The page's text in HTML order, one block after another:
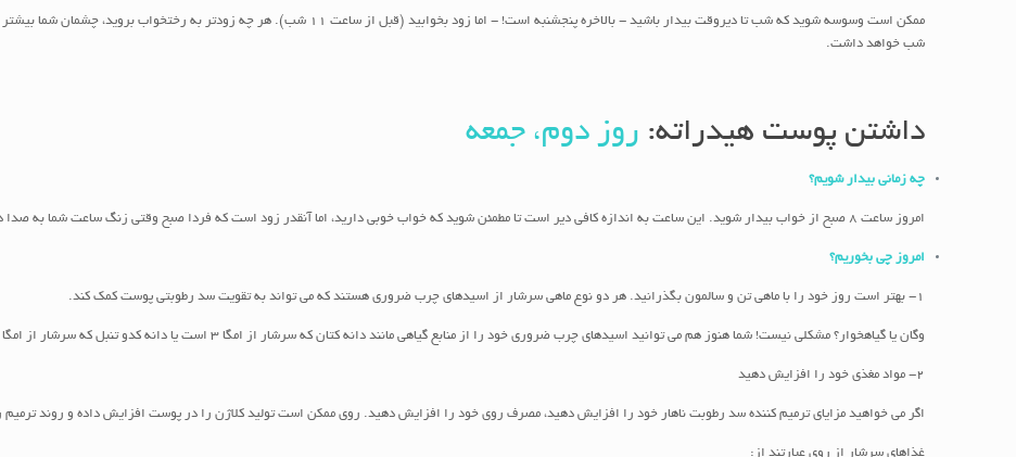
ممکن است وسوسه شوید که شب تا دیروقت بیدار باشید - بالاخره پنجشنبه است! - اما زود بخوابید (قبل از
شب خواهد داشت.
داشتن پوست هیدراته: روز دوم، جمعه
چه زمانی بیدار شویم؟
امروز ساعت 8 صبح از خواب بیدار شوید. این ساعت به اندازه کافی دیر است تا مطمئن شوید که خواب خوبی دارید، اما آنقدر زود است که فردا صبح وقتی زنگ ساعت شما به صدا در می آید، زندگی خود را نفرین نکنید!
امروز چی بخوریم؟
1- بهتر است روز خود را با ماهی تن و سالمون بگذرانید. هر دو نوع ماهی سرشار از اسیدهای چرب ضروری هستند که می تواند به تقویت سد رطوبتی پوست کمک کند.
وگان یا گیاهخوار؟ مشکلی نیست! شما هنوز هم می توانید اسیدهای چرب ضروری خود را از منابع گیاهی مانند دانه کتان که سرشار از امگا 3 است یا دانه کدو تنبل که سرشار از امگا 6 است، دریافت کنید.
2- مواد مغذی خود را افزایش دهید
اگر می خواهید مزایای ترمیم کننده سد رطوبت ناهار خود را افزایش دهید، مصرف روی خود را افزایش دهید. روی ممکن است تولید کلاژن را در پوست افزایش داده و روند ترمیم
غذاهای سرشار از روی عبارتند از: